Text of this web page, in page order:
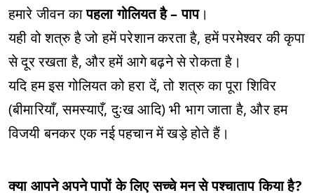
हमारे जीवन कापहला गोलियत है – पाप।
यही वो शत्रु है जो हमें परेशान करता है, हमें परमेश्वर की कृपा
से दूर रखता है, और हमें आगे बढ़ने से रोकता है।
यदि हम इस गोलियत को हरा दें, तो शत्रु का पूरा शिविर
(बीमारियाँ, समस्याएँ, दुःख आदि) भी भाग जाता है, और हम
विजयी बनकर एक नई पहचान में खड़े होते हैं।
क्या आपने अपने पापों के लिए सच्चे मन से पश्चाताप किया है?